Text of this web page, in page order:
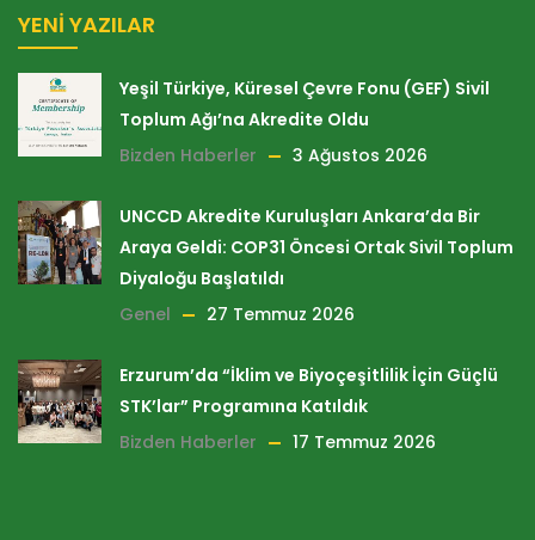
YENI YAZILAR
Yeşil Türkiye, Küresel Çevre Fonu (GEF) Sivil
Toplum Ağı’na Akredite Oldu
Bizden Haberler
3 Ağustos 2026
UNCCD Akredite Kuruluşları Ankara’da Bir
Araya Geldi: COP31 Öncesi Ortak Sivil Toplum
Diyaloğu Başlatıldı
Genel
27 Temmuz 2026
Erzurum’da “İklim ve Biyoçeşitlilik İçin Güçlü
STK’lar” Programına Katıldık
Bizden Haberler
17 Temmuz 2026